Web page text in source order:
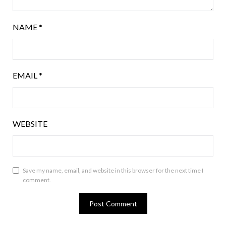
NAME*
EMAIL*
WEBSITE
Save my name, email, and website in this browser for the next time I
comment.